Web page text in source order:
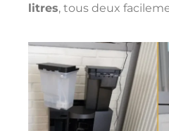
litres, tous deux